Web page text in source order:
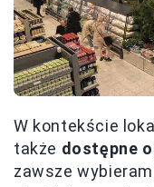
W kontekście
także dostępne
zawsze